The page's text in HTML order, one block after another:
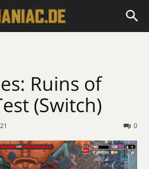
Ruins of
(Switch)
0